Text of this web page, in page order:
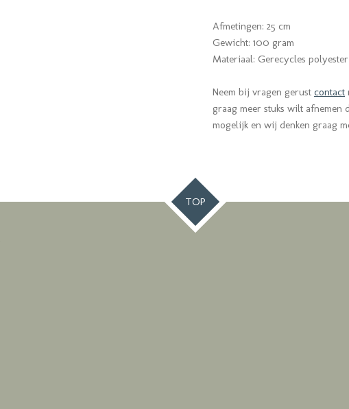
Afmetingen: 25 cm
Gewicht: 100 gram
Materiaal: Gerecycles polyester
Neem bij vragen gerust contact
graag meer stuks wilt afnemen
mogelijk en wij denken graag
TOP